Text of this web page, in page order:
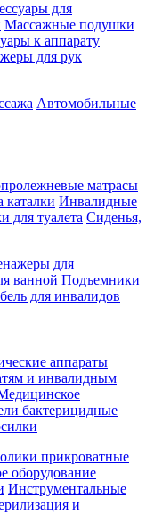
для
Массажные подушки
к аппарату
для рук
Автомобильные
матрасы
каталки Инвалидные
для туалета Сиденья,
для
ванной Подъемники
для инвалидов
аппараты
и инвалидным
бактерицидные
прикроватные
оборудование
Инструментальные
и